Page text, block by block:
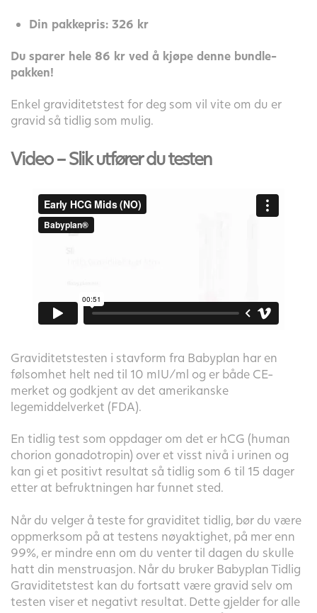
Din pakkepris: 326 kr
Du sparer hele 86 kr ved å kjøpe denne bundle-
pakken!
Enkel graviditetstest for deg som vil vite om du er
gravid så tidlig som mulig.
Video – Slik utfører du testen
Graviditetstesten i stavform fra Babyplan har en
følsomhet helt ned til 10 mIU/ml og er både CE-
merket og godkjent av det amerikanske
legemiddelverket (FDA).
En tidlig test som oppdager om det er hCG (human
chorion gonadotropin) over et visst nivå i urinen og
kan gi et positivt resultat så tidlig som 6 til 15 dager
etter at befruktningen har funnet sted.
Når du velger å teste for graviditet tidlig, bør du være
oppmerksom på at testens nøyaktighet, på mer enn
99%, er mindre enn om du venter til dagen du skulle
hatt din menstruasjon. Når du bruker Babyplan Tidlig
Graviditetstest kan du fortsatt være gravid selv om
testen viser et negativt resultat. Dette gjelder for alle